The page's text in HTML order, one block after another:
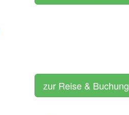
zur Reise & Buchung